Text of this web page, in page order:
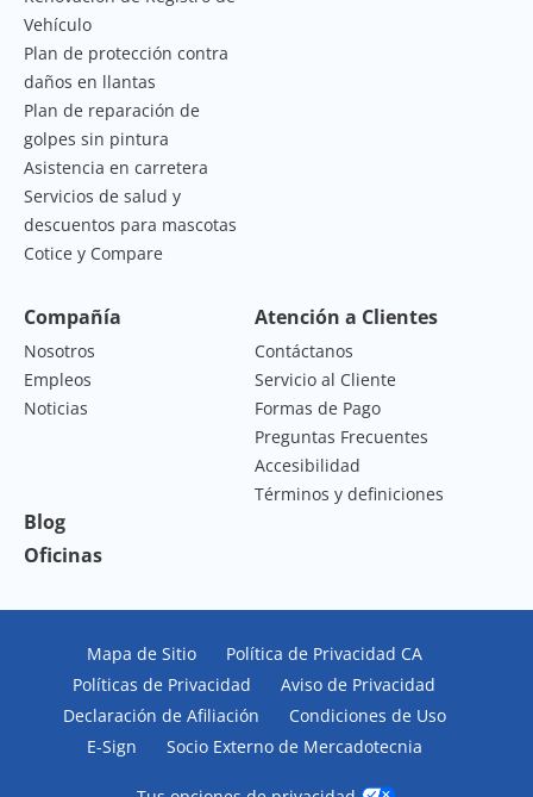
Vehículo
Plan de protección contra
daños en llantas
Plan de reparación de
golpes sin pintura
Asistencia en carretera
Servicios de salud y
descuentos para mascotas
Cotice y Compare
Compañía
Nosotros
Empleos
Noticias
Atención a Clientes
Contáctanos
Servicio al Cliente
Formas de Pago
Preguntas Frecuentes
Accesibilidad
Términos y definiciones
Blog
Oficinas
Mapa de Sitio
Política de Privacidad CA
Políticas de Privacidad
Aviso de Privacidad
Declaración de Afiliación
Condiciones de Uso
E-Sign
Socio Externo de Mercadotecnia